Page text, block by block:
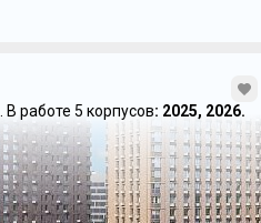
В работе 5 корпусов: 2025, 2026.